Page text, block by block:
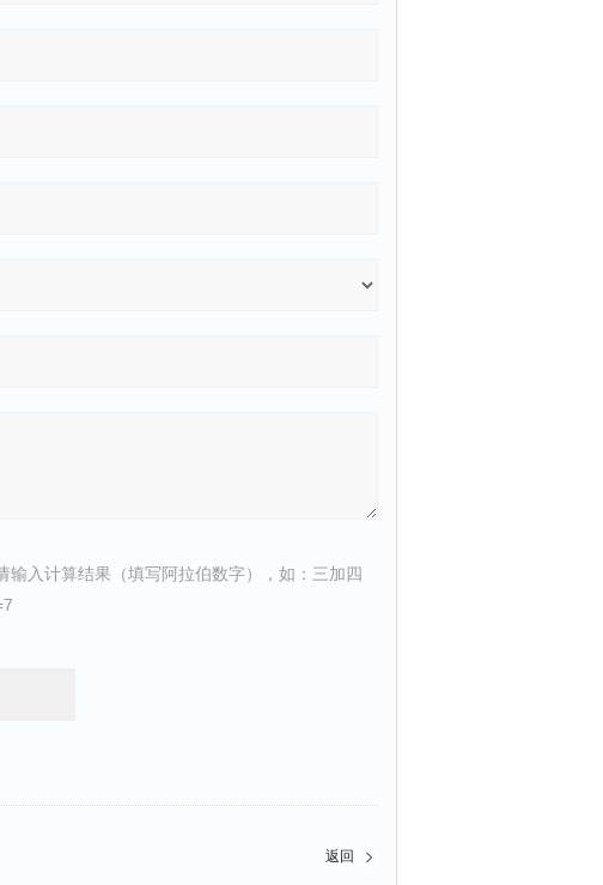
输入计算结果（填写阿拉伯数字），如：三加四
返回